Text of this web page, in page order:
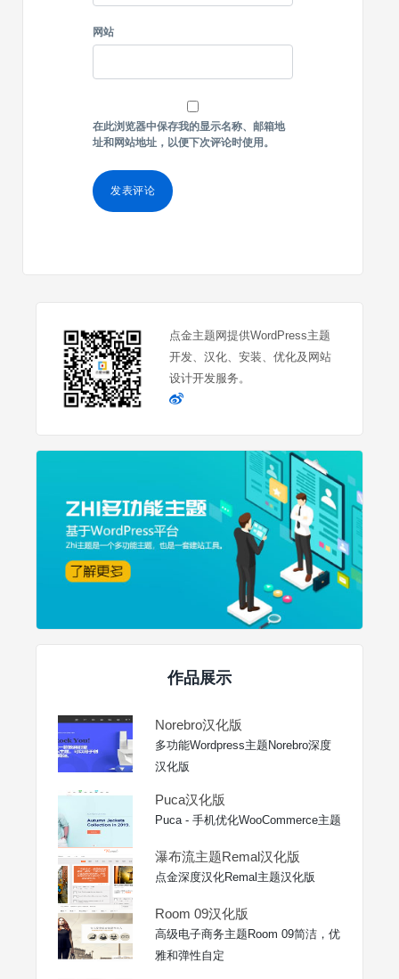
网站
在此浏览器中保存我的显示名称、邮箱地
址和网站地址，以便下次评论时使用。
点金主题网提供WordPress主题
开发、汉化、安装、优化及网站
设计开发服务。
作品展示
Norebro汉化版
多功能Wordpress主题Norebro深度
汉化版
Puca汉化版
Puca - 手机优化WooCommerce主题
瀑布流主题Remal汉化版
点金深度汉化Remal主题汉化版
Room 09汉化版
高级电子商务主题Room 09简洁，优
雅和弹性自定